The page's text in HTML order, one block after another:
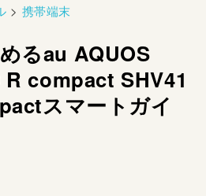
> 携帯端末
るau AQUOS
compact SHV41
スマートガイ